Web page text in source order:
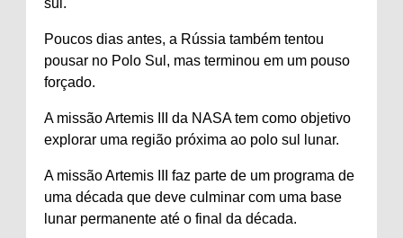
sul.
Poucos dias antes, a Rússia também tentou
pousar no Polo Sul, mas terminou em um pouso
forçado.
A missão Artemis III da NASA tem como objetivo
explorar uma região próxima ao polo sul lunar.
A missão Artemis III faz parte de um programa de
uma década que deve culminar com uma base
lunar permanente até o final da década.